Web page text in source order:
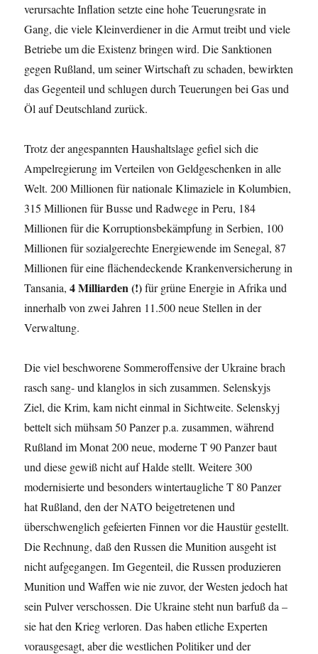
verursachte Inflation setzte eine hohe Teuerungsrate in
Gang, die viele Kleinverdiener in die Armut treibt und viele
Betriebe um die Existenz bringen wird. Die Sanktionen
gegen Rußland, um seiner Wirtschaft zu schaden, bewirkten
das Gegenteil und schlugen durch Teuerungen bei Gas und
Öl auf Deutschland zurück.
Trotz der angespannten Haushaltslage gefiel sich die
Ampelregierung im Verteilen von Geldgeschenken in alle
Welt. 200 Millionen für nationale Klimaziele in Kolumbien,
315 Millionen für Busse und Radwege in Peru, 184
Millionen für die Korruptionsbekämpfung in Serbien, 100
Millionen für sozialgerechte Energiewende im Senegal, 87
Millionen für eine flächendeckende Krankenversicherung in
Tansania,4 Milliarden (!)für grüne Energie in Afrika und
innerhalb von zwei Jahren 11.500 neue Stellen in der
Verwaltung.
Die viel beschworene Sommeroffensive der Ukraine brach
rasch sang- und klanglos in sich zusammen. Selenskyjs
Ziel, die Krim, kam nicht einmal in Sichtweite. Selenskyj
bettelt sich mühsam 50 Panzer p.a. zusammen, während
Rußland im Monat 200 neue, moderne T 90 Panzer baut
und diese gewiß nicht auf Halde stellt. Weitere 300
modernisierte und besonders wintertaugliche T 80 Panzer
hat Rußland, den der NATO beigetretenen und
überschwenglich gefeierten Finnen vor die Haustür gestellt.
Die Rechnung, daß den Russen die Munition ausgeht ist
nicht aufgegangen. Im Gegenteil, die Russen produzieren
Munition und Waffen wie nie zuvor, der Westen jedoch hat
sein Pulver verschossen. Die Ukraine steht nun barfuß da –
sie hat den Krieg verloren. Das haben etliche Experten
vorausgesagt, aber die westlichen Politiker und der